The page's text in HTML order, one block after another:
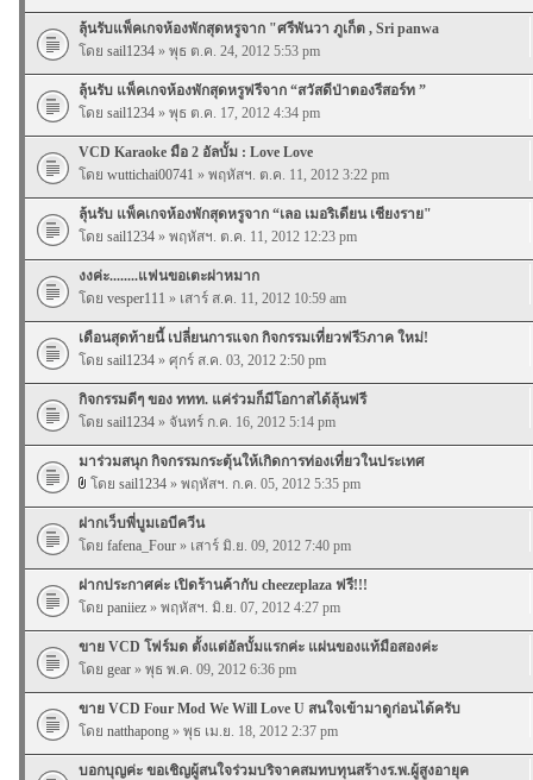
ลุ้นรับแพ็คเกจห้องพักสุดหรูจาก "ศรีพันวา ภูเก็ต , Sri panwa
โดย sail1234 » พุธ ต.ค. 24, 2012 5:53 pm
ลุ้นรับ แพ็คเกจห้องพักสุดหรูฟรีจาก “สวัสดีป่าตองรีสอร์ท ”
โดย sail1234 » พุธ ต.ค. 17, 2012 4:34 pm
VCD Karaoke มือ 2 อัลบั้ม : Love Love
โดย wuttichai00741 » พฤหัสฯ. ต.ค. 11, 2012 3:22 pm
ลุ้นรับ แพ็คเกจห้องพักสุดหรูจาก “เลอ เมอริเดียน เชียงราย"
โดย sail1234 » พฤหัสฯ. ต.ค. 11, 2012 12:23 pm
งงค่ะ........แฟนขอเตะผ่าหมาก
โดย vesper111 » เสาร์ ส.ค. 11, 2012 10:59 am
เดือนสุดท้ายนี้ เปลี่ยนการแจก กิจกรรมเที่ยวฟรี5ภาค ใหม่!
โดย sail1234 » ศุกร์ ส.ค. 03, 2012 2:50 pm
กิจกรรมดีๆ ของ ททท. แค่ร่วมก็มีโอกาสได้ลุ้นฟรี
โดย sail1234 » จันทร์ ก.ค. 16, 2012 5:14 pm
มาร่วมสนุก กิจกรรมกระตุ้นให้เกิดการท่องเที่ยวในประเทศ
โดย sail1234 » พฤหัสฯ. ก.ค. 05, 2012 5:35 pm
ฝากเว็บพี่บูมเอบีควีน
โดย fafena_Four » เสาร์ มิ.ย. 09, 2012 7:40 pm
ฝากประกาศค่ะ เปิดร้านค้ากับ cheezeplaza ฟรี!!!
โดย paniiez » พฤหัสฯ. มิ.ย. 07, 2012 4:27 pm
ขาย VCD โฟร์มด ตั้งแต่อัลบั้มแรกค่ะ แผ่นของแท้มือสองค่ะ
โดย gear » พุธ พ.ค. 09, 2012 6:36 pm
ขาย VCD Four Mod We Will Love U สนใจเข้ามาดูก่อนได้ครับ
โดย natthapong » พุธ เม.ย. 18, 2012 2:37 pm
บอกบุญค่ะ ขอเชิญผู้สนใจร่วมบริจาคสมทบทุนสร้างร.พ.ผู้สูงอายุค